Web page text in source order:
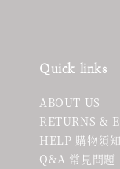
Quick links
ABOUT US
RETURNS &
HELP 購物須知
Q&A 常見問題